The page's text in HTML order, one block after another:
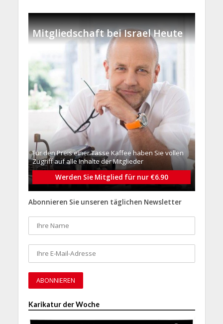
Mitgliedschaft bei Israel Heute
Für den Preis einer Tasse Kaffee haben Sie vollen
Zugriff auf alle Inhalte der Mitglieder
Werden Sie Mitglied für nur €6.90
Abonnieren Sie unseren täglichen Newsletter
Karikatur der Woche